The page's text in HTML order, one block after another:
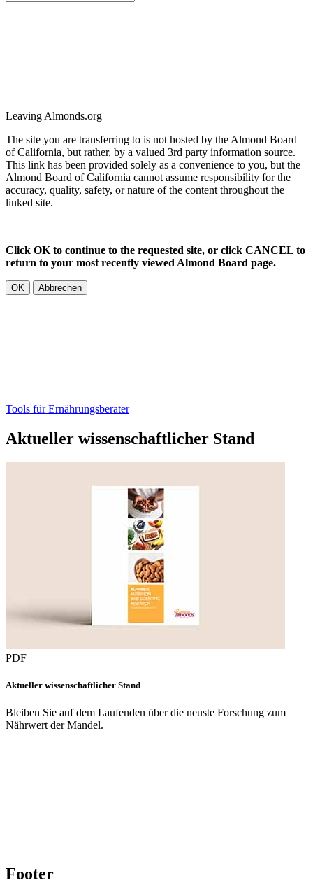
Leaving Almonds.org
The site you are transferring to is not hosted by the Almond Board
of California, but rather, by a valued 3rd party information source.
This link has been provided solely as a convenience to you, but the
Almond Board of California cannot assume responsibility for the
accuracy, quality, safety, or nature of the content throughout the
linked site.
Click OK to continue to the requested site, or click CANCEL to
return to your most recently viewed Almond Board page.
OK Abbrechen
Tools für Ernährungsberater
Aktueller wissenschaftlicher Stand
PDF
Aktueller wissenschaftlicher Stand
Bleiben Sie auf dem Laufenden über die neuste Forschung zum
Nährwert der Mandel.
Footer